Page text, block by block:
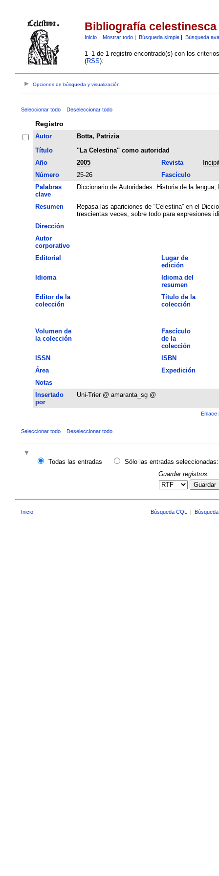
Bibliografía celestinesca
Inicio| Mostrar todo| Búsqueda simple| Búsqueda
1–1 de 1 registro encontrado(s) con los
(RSS):
Opciones de búsqueda y visualización
Seleccionar todo Deseleccionar todo
Registro
Autor
Botta, Patrizia
Título
"La Celestina" como autoridad
Año
2005 Revista
Número
25-26
Fascículo
Palabras
clave
Diccionario de Autoridades: Historia de la lengua;
Resumen
Repasa las apariciones de “Celestina” en el
trescientas veces, sobre todo para expresiones
Dirección
Autor
corporativo
Editorial
Lugar de
edición
Idioma
Idioma del
resumen
Editor de la
colección
Título de la
colección
Volumen de
la colección
Fascículo
de la
colección
ISSN
ISBN
Área
Expedición
Notas
Insertado
por
Uni-Trier @ amaranta_sg @
Enlace
Seleccionar todo Deseleccionar todo
Todas las entradas
Sólo las entradas seleccionadas:
Guardar registros:
Guardar
Inicio Búsqueda CQL